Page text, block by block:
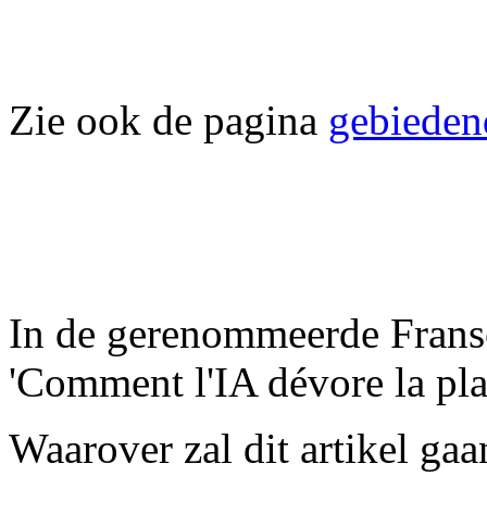
Zie ook de pagina
In de gerenommeerde
'Comment l'IA dévore la
Waarover zal dit artikel